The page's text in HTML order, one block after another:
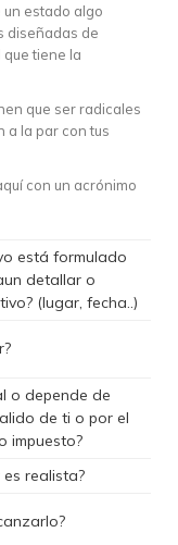
estado algo
diseñadas de
tiene la
que ser radicales
a la par con tus
con un acrónimo
está formulado
detallar o
(lugar, fecha..)
o depende de
de ti o por el
impuesto?
realista?